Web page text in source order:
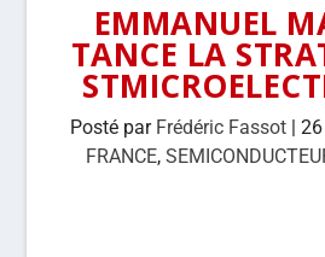
EMMANUEL
TANCE LA
Posté par Frédéric Fassot|
FRANCE,